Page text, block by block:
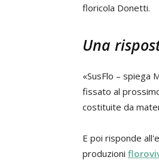
floricola Donetti.
Una
«SusFlo – spiega
fissato al
costituite da
E poi risponde
produzioni